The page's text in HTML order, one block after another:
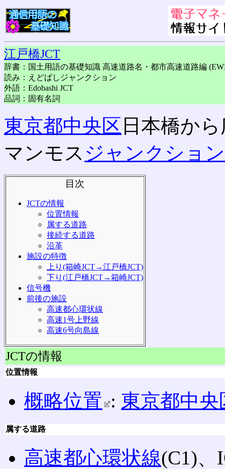
江戸橋JCT
辞書：国土用語の基礎知識 高速道路名・都市高速道路編
読み：えどばしジャンクション
外語：Edobashi JCT
品詞：固有名詞
東京都中央区 日本橋か
マンモス ジャンクション
目次
JCTの情報
位置情報
属する道路
接続する道路
沿革
施設の特徴
上り(箱崎JCT→江戸橋JCT)
下り(江戸橋JCT→箱崎JCT)
信号機
前後の施設
高速都心環状線
高速1号上野線
高速6号向島線
JCTの情報
位置情報
概略位置 : 東京都中央
属する道路
高速都心環状線(C1)、